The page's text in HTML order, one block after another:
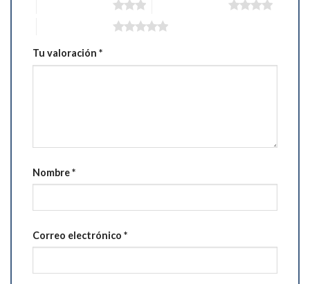
Tu valoración *
Nombre*
Correo electrónico *